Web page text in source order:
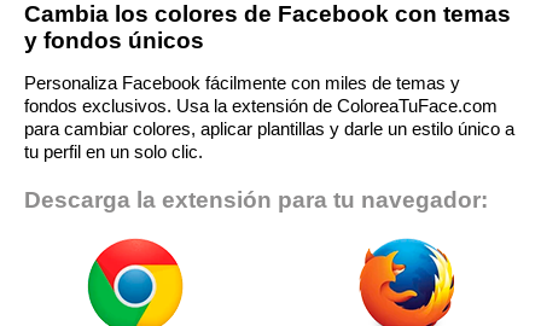
Cambia los colores de Facebook con temas
y fondos únicos
Personaliza Facebook fácilmente con miles de temas y
fondos exclusivos. Usa la extensión de ColoreaTuFace.com
para cambiar colores, aplicar plantillas y darle un estilo único a
tu perfil en un solo clic.
Descarga la extensión para tu navegador: